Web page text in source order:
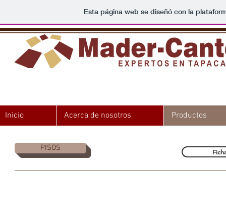
Esta página web se diseñó con la
Inicio Acerca de nosotros Productos
PISOS